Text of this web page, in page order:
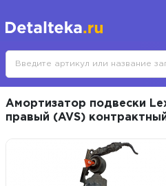
Амортизатор подвески
правый (AVS)